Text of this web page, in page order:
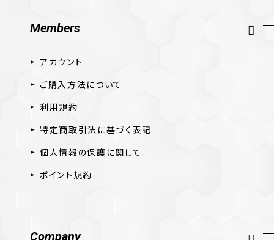
Members
アカウント
ご購入方法について
利用規約
特定商取引法に基づく表記
個人情報の保護に関して
ポイント規約
Company